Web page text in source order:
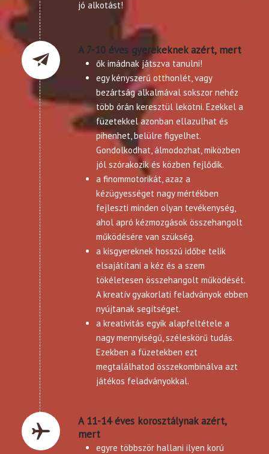
jó alkotást!
A 7-10 éves gyerekeknek azért, mert
ők imádnak játszva tanulni!
egy kényszerű otthonlét, vagy
bezártság alkalmával sokszor nehéz
több órán keresztül lekötni. Ezekkel a
füzetekkel azonban ellazulhat és
pihenhet, belülre figyelhet.
Gondolkodhat, álmodozhat, miközben
jól szórakozik és közben fejlődik.
a finommotorikát, azaz a
kézügyességet nagy mértékben
fejleszti minden olyan tevékenység,
ahol apró kézmozgások összehangolt
működésére van szükség.
a kisgyereknek hosszú időbe telik
elsajátítani a kéz és a szem
tökéletesen összehangolt működését.
A kreatív gyakorlati feladványok ebben
nyújtanak segítséget.
a kreativitás egyik alapfeltétele a
nagy mennyiségű, széleskörű tudás.
Ezekben a füzetekben ezt
megtalálhatod összekombinálva azt
játékos feladványokkal.
A 11-14 éves korosztálynak azért,
mert
egyre többször hallani ilyen korú